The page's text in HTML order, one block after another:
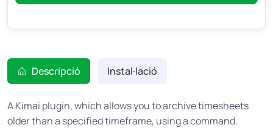
Descripció Instal·lació
A Kimai plugin, which allows you to archive timesheets
older than a specified timeframe, using a command.